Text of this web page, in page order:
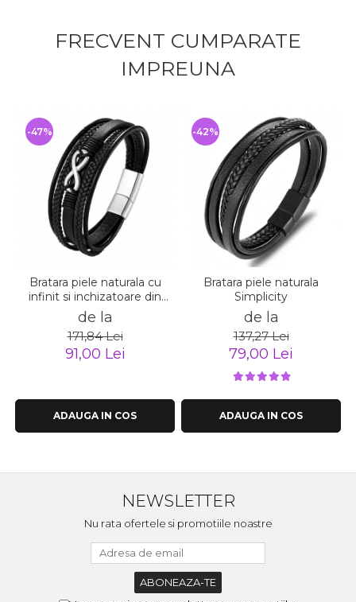
FRECVENT CUMPARATE
IMPREUNA
Bratara piele naturala cu
infinit si inchizatoare din
inox
de la
171,84 Lei
91,00 Lei
-47%
ADAUGA IN COS
Bratara piele naturala
Simplicity
de la
137,27 Lei
79,00 Lei
-42%
ADAUGA IN COS
NEWSLETTER
Nu rata ofertele si promotiile noastre